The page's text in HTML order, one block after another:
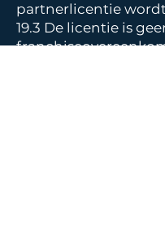
partnerlicentie
19.3 De licentie is